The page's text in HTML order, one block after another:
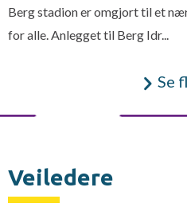
Berg stadion er omgjort til et
for alle. Anlegget til Berg Idr...
Se
Veiledere